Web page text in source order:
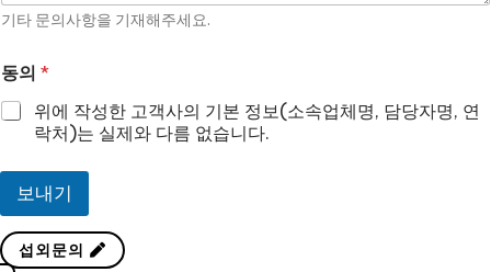
기타 문의사항을 기재해주세요.
동의 *
위에 작성한 고객사의 기본 정보(소속업체명, 담당자명, 연
락처)는 실제와 다름 없습니다.
보내기
섭외문의